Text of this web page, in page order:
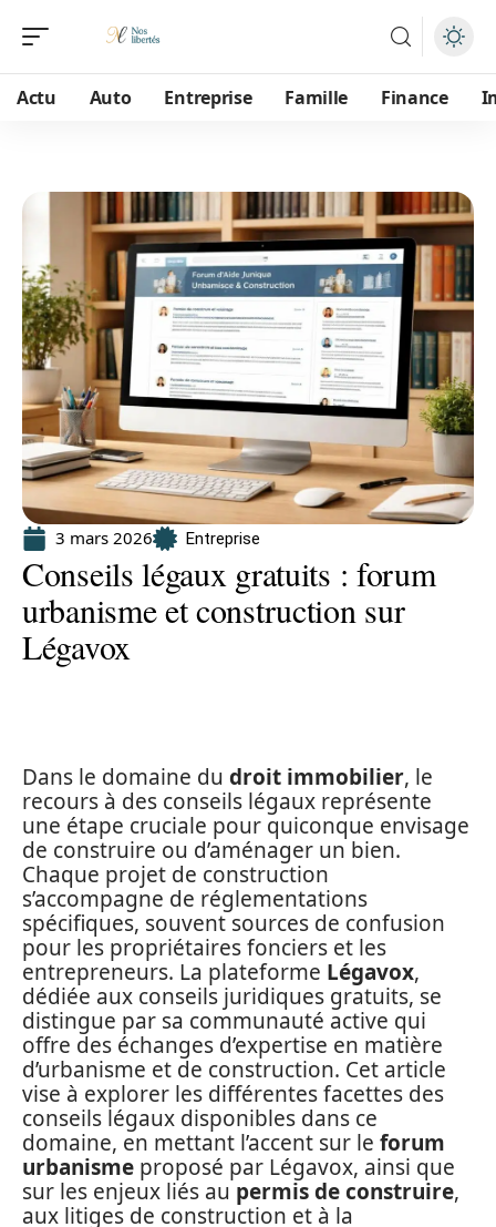
Actu Auto Entreprise Famille Finance
3 mars 2026 Entreprise
Conseils légaux gratuits : forum
urbanisme et construction sur
Légavox
Dans le domaine du droit immobilier, le
recours à des conseils légaux représente
une étape cruciale pour quiconque envisage
de construire ou d’aménager un bien.
Chaque projet de construction
s’accompagne de réglementations
spécifiques, souvent sources de confusion
pour les propriétaires fonciers et les
entrepreneurs. La plateforme Légavox,
dédiée aux conseils juridiques gratuits, se
distingue par sa communauté active qui
offre des échanges d’expertise en matière
d’urbanisme et de construction. Cet article
vise à explorer les différentes facettes des
conseils légaux disponibles dans ce
domaine, en mettant l’accent sur le forum
urbanisme proposé par Légavox, ainsi que
sur les enjeux liés au permis de construire,
aux litiges de construction et à la